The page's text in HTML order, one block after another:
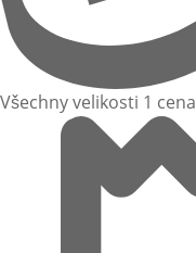
Všechny velikosti 1 cena